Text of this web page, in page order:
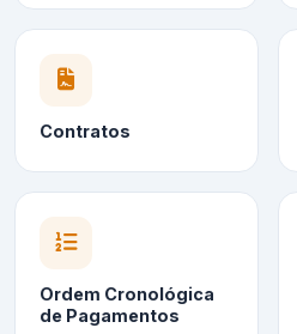
Contratos
Ordem Cronológica
de Pagamentos